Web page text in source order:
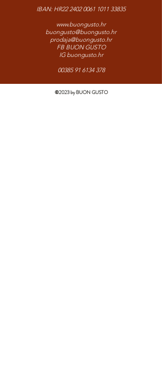
IBAN: HR222402 0061 1011 33835
www.buongusto.hr
buongusto@buongusto.hr
prodaja@buongusto.hr
FB BUON GUSTO
IG buongusto.hr
00385 91 6134 378
©2023 by BUON GUSTO